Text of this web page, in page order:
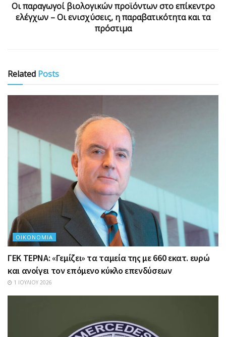
Οι παραγωγοί βιολογικών προϊόντων στο επίκεντρο
ελέγχων – Οι ενισχύσεις, η παραβατικότητα και τα
πρόστιμα
Related Posts
ΟΙΚΟΝΟΜΊΑ
ΓΕΚ ΤΕΡΝΑ: «Γεμίζει» τα ταμεία της με 660 εκατ. ευρώ
και ανοίγει τον επόμενο κύκλο επενδύσεων
1 ΙΟΥΛΊΟΥ 2026